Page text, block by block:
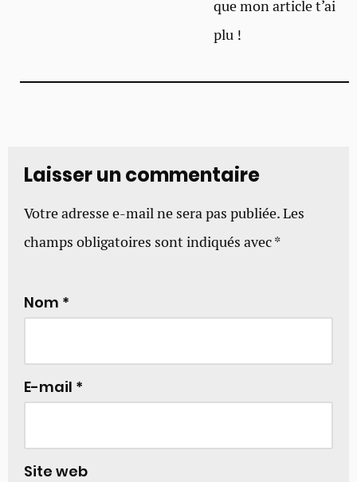
que mon article t’ai
plu !
Laisser un commentaire
Votre adresse e-mail ne sera pas publiée.Les
champs obligatoires sont indiqués avec*
Nom *
E-mail *
Site web